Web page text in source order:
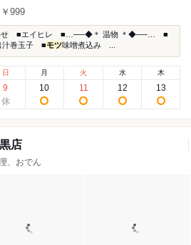
999
わせ ■エイヒレ ■…──◆＊ 温物 ＊◆──… ■
汁巻玉子 ■モツ味噌煮込み ...
日
9
月
10
火
11
水
12
木
13
店
、おでん